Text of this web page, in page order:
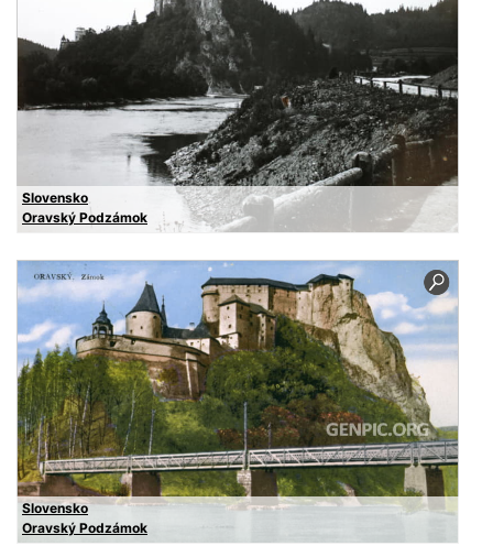
Slovensko
Oravský Podzámok
Slovensko
Oravský Podzámok